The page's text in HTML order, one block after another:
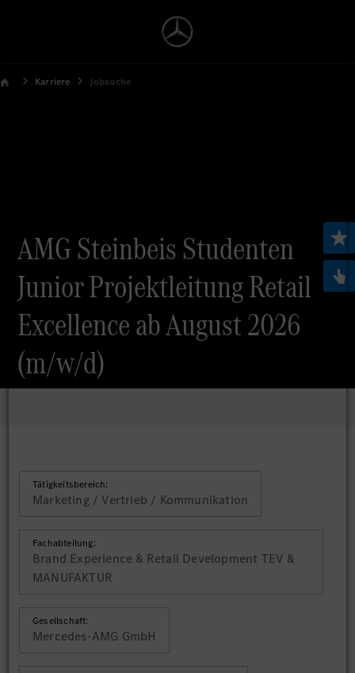
Karriere Jobsuche
AMG Steinbeis Studenten
Junior Projektleitung Retail
Excellence ab August 2026
(m/w/d)
Tätigkeitsbereich:
Marketing / Vertrieb / Kommunikation
Fachabteilung:
Brand Experience & Retail Development TEV &
MANUFAKTUR
Gesellschaft:
Mercedes-AMG GmbH